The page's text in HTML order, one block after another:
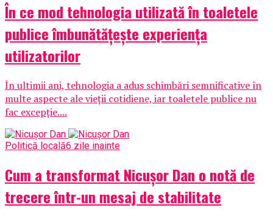
În ce mod tehnologia utilizată în toaletele
publice îmbunătățește experiența
utilizatorilor
În ultimii ani, tehnologia a adus schimbări semnificative în
multe aspecte ale vieții cotidiene, iar toaletele publice nu
fac excepție....
Politică locală6 zile inainte
Cum a transformat Nicușor Dan o notă de
trecere într-un mesaj de stabilitate